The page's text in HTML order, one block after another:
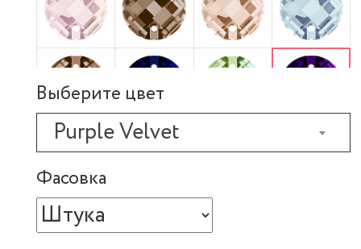
Выберите цвет
Purple Velvet
Фасовка